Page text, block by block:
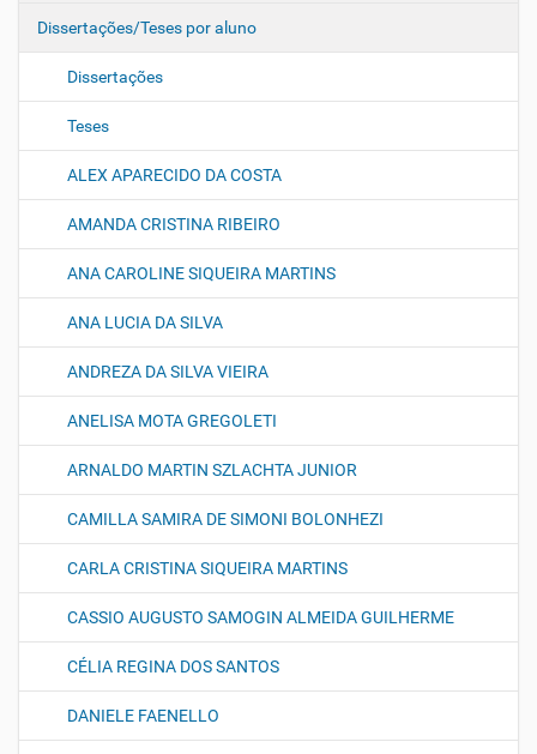
Dissertações/Teses por aluno
Dissertações
Teses
ALEX APARECIDO DA COSTA
AMANDA CRISTINA RIBEIRO
ANA CAROLINE SIQUEIRA MARTINS
ANA LUCIA DA SILVA
ANDREZA DA SILVA VIEIRA
ANELISA MOTA GREGOLETI
ARNALDO MARTIN SZLACHTA JUNIOR
CAMILLA SAMIRA DE SIMONI BOLONHEZI
CARLA CRISTINA SIQUEIRA MARTINS
CASSIO AUGUSTO SAMOGIN ALMEIDA GUILHERME
CÉLIA REGINA DOS SANTOS
DANIELE FAENELLO